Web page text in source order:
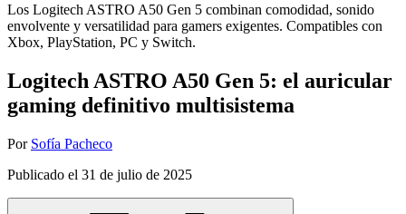
Los Logitech ASTRO A50 Gen 5 combinan comodidad, sonido
envolvente y versatilidad para gamers exigentes. Compatibles con
Xbox, PlayStation, PC y Switch.
Logitech ASTRO A50 Gen 5: el auricular
gaming definitivo multisistema
Por Sofía Pacheco
Publicado el 31 de julio de 2025